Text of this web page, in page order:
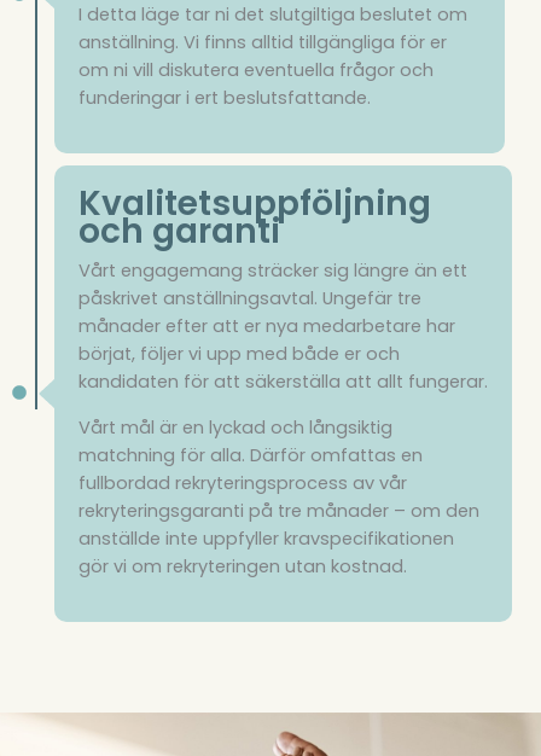
I detta läge tar ni det slutgiltiga beslutet om
anställning. Vi finns alltid tillgängliga för er
om ni vill diskutera eventuella frågor och
funderingar i ert beslutsfattande.
Kvalitetsuppföljning
och garanti​
Vårt engagemang sträcker sig längre än ett
påskrivet anställningsavtal. Ungefär tre
månader efter att er nya medarbetare har
börjat, följer vi upp med både er och
kandidaten för att säkerställa att allt fungerar.
Vårt mål är en lyckad och långsiktig
matchning för alla. Därför omfattas en
fullbordad rekryteringsprocess av vår
rekryteringsgaranti på tre månader – om den
anställde inte uppfyller kravspecifikationen
gör vi om rekryteringen utan kostnad.